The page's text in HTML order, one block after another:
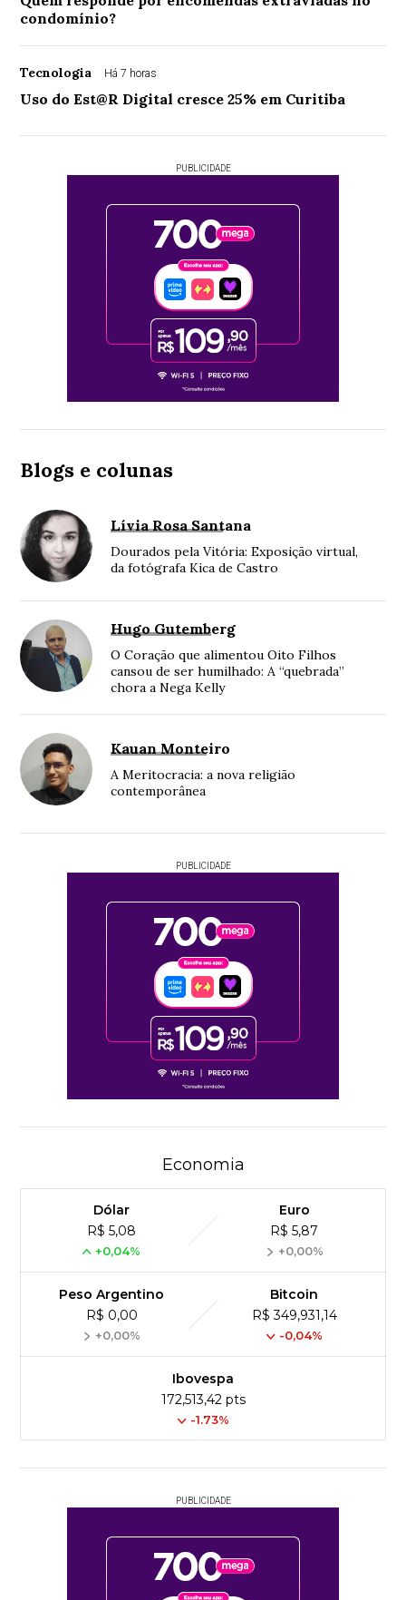
condomínio?
Tecnologia Há 7 horas
Uso do Est@R Digital cresce 25% em Curitiba
PUBLICIDADE
Blogs e colunas
Lívia Rosa Santana
Dourados pela Vitória: Exposição virtual,
da fotógrafa Kica de Castro
Hugo Gutemberg
O Coração que alimentou Oito Filhos
cansou de ser humilhado: A “quebrada”
chora a Nega Kelly
Kauan Monteiro
A Meritocracia: a nova religião
contemporânea
PUBLICIDADE
Economia
Dólar
R$ 5,08
+0,04%
Euro
R$ 5,87
+0,00%
Peso Argentino
R$ 0,00
+0,00%
Bitcoin
R$ 349,931,14
-0,04%
Ibovespa
172,513,42 pts
-1.73%
PUBLICIDADE